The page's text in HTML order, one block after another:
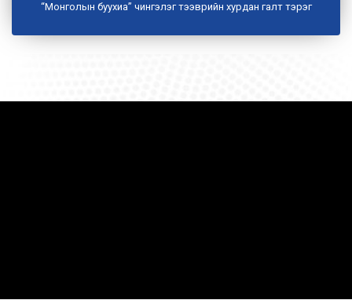
“Монголын буухиа” чингэлэг тээврийн хурдан галт тэрэг